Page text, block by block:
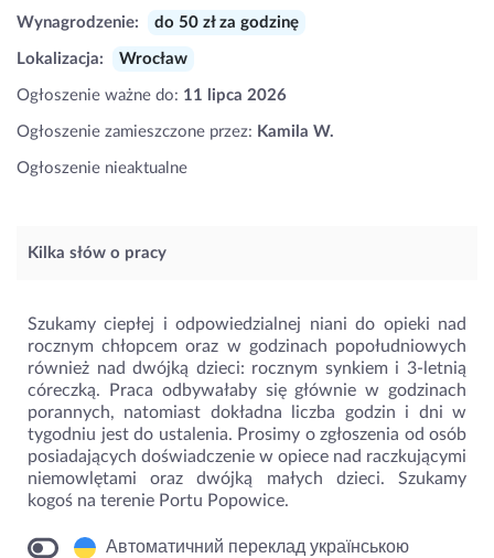
Wynagrodzenie: do 50 zł za godzinę
Lokalizacja: Wrocław
Ogłoszenie ważne do: 11 lipca 2026
Ogłoszenie zamieszczone przez: Kamila W.
Ogłoszenie nieaktualne
Kilka słów o pracy
Szukamy ciepłej i odpowiedzialnej niani do opieki nad
rocznym chłopcem oraz w godzinach popołudniowych
również nad dwójką dzieci: rocznym synkiem i 3-letnią
córeczką. Praca odbywałaby się głównie w godzinach
porannych, natomiast dokładna liczba godzin i dni w
tygodniu jest do ustalenia. Prosimy o zgłoszenia od osób
posiadających doświadczenie w opiece nad raczkującymi
niemowlętami oraz dwójką małych dzieci. Szukamy
kogoś na terenie Portu Popowice.
Автоматичний переклад українською